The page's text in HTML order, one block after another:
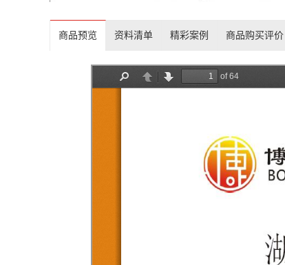
商品预览 资料清单 精彩案例 商品购买评价